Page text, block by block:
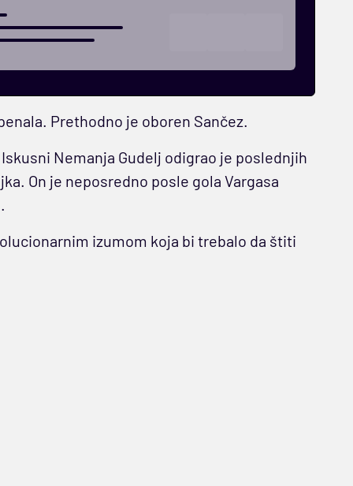
Prethodno je oboren Sančez.
Nemanja Gudelj odigrao je poslednjih
On je neposredno posle gola Vargasa
izumom koja bi trebalo da štiti